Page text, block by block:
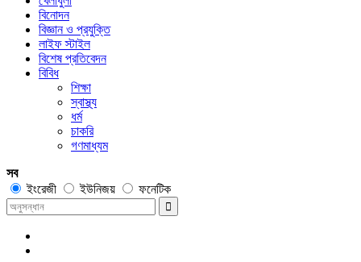
বিনোদন
বিজ্ঞান ও প্রযুক্তি
লাইফ স্টাইল
বিশেষ প্রতিবেদন
বিবিধ
শিক্ষা
স্বাস্থ্য
ধর্ম
চাকরি
গণমাধ্যম
সব
ইংরেজী
ইউনিজয় ফনেটিক